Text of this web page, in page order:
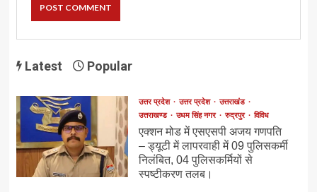
Latest Popular
उत्तर प्रदेश उत्तर प्रदेश
उत्तराखंड
उत्तराखण्ड
उधम सिंह नगर रुद्रपुर विविध
एक्शन मोड में एसएसपी अजय गणपति
– ड्यूटी में लापरवाही में 09 पुलिसकर्मी
निलंबित, 04 पुलिसकर्मियों से
स्पष्टीकरण तलब।